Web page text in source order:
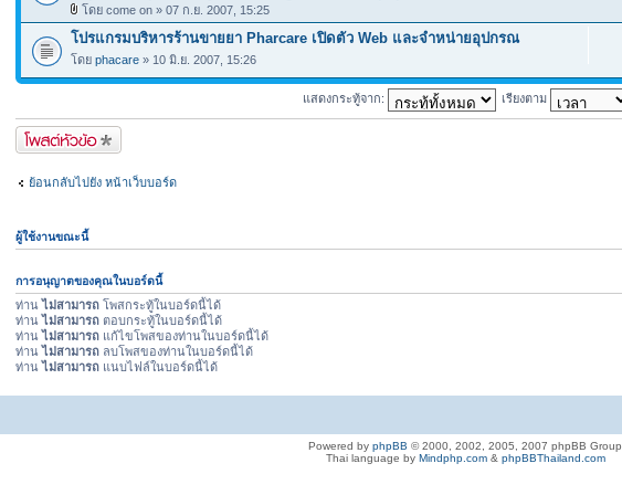
โดย come on » 07 ก.ย. 2007, 15:25
โปรแกรมบริหารร้านขายยา Pharcare เปิดตัว Web และจำหน่ายอุปกรณ
โดย phacare » 10 มิ.ย. 2007, 15:26
แสดงกระทู้จาก: เรียงตาม
ตั้งกระทู้ใหม่
ย้อนกลับไปยัง หน้าเว็บบอร์ด
ผู้ใช้งานขณะนี้
การอนุญาตของคุณในบอร์ดนี้
ท่านไม่สามารถ โพสกระทู้ในบอร์ดนี้ได้
ท่านไม่สามารถ ตอบกระทู้ในบอร์ดนี้ได้
ท่านไม่สามารถ แก้ไขโพสของท่านในบอร์ดนี้ได้
ท่านไม่สามารถ ลบโพสของท่านในบอร์ดนี้ได้
ท่านไม่สามารถ แนบไฟล์ในบอร์ดนี้ได้
Powered by phpBB © 2000, 2002, 2005, 2007 phpBB Group
Thai language by Mindphp.com& phpBBThailand.com